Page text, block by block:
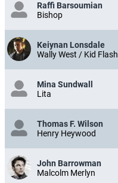
Raffi Barsoumian
Bishop
Keiynan Lonsdale
Wally West / Kid Flash
Mina Sundwall
Lita
Thomas F. Wilson
Henry Heywood
John Barrowman
Malcolm Merlyn